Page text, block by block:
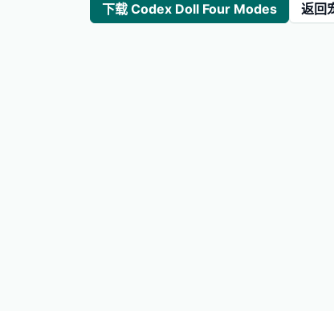
下载 Codex Doll Four Modes 返回